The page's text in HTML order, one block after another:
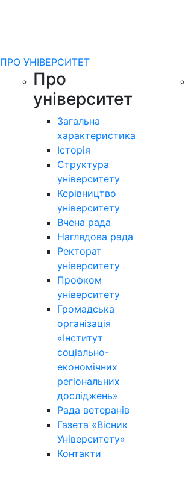
ПРО УНІВЕРСИТЕТ
Про
університет
Загальна
характеристика
Історія
Структура
університету
Керівництво
університету
Вчена рада
Наглядова рада
Ректорат
університету
Профком
університету
Громадська
організація
«Інститут
соціально-
економічних
регіональних
досліджень»
Рада ветеранів
Газета «Вісник
Університету»
Контакти